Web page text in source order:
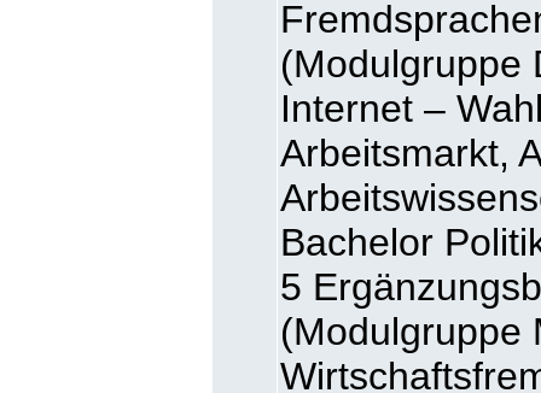
(Modulgruppe
Internet –
Arbeitsmarkt,
Bachelor
5
(Modulgruppe